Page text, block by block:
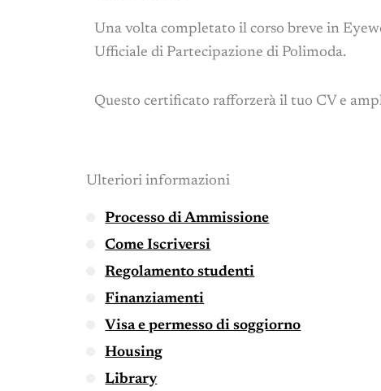
Una volta completato il corso breve in
Ufficiale di Partecipazione di Polimoda.
Questo certificato rafforzerà il tuo CV e
Ulteriori informazioni
Processo di Ammissione
Come Iscriversi
Regolamento studenti
Finanziamenti
Visa e permesso di soggiorno
Housing
Library